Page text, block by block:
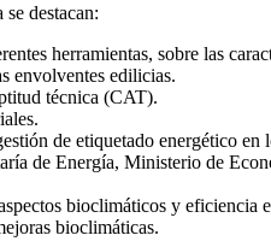
destacan:
herramientas, sobre las
envolventes edilicias.
técnica (CAT).
de etiquetado energético en
de Energía, Ministerio de
bioclimáticos y eficiencia
bioclimáticas.